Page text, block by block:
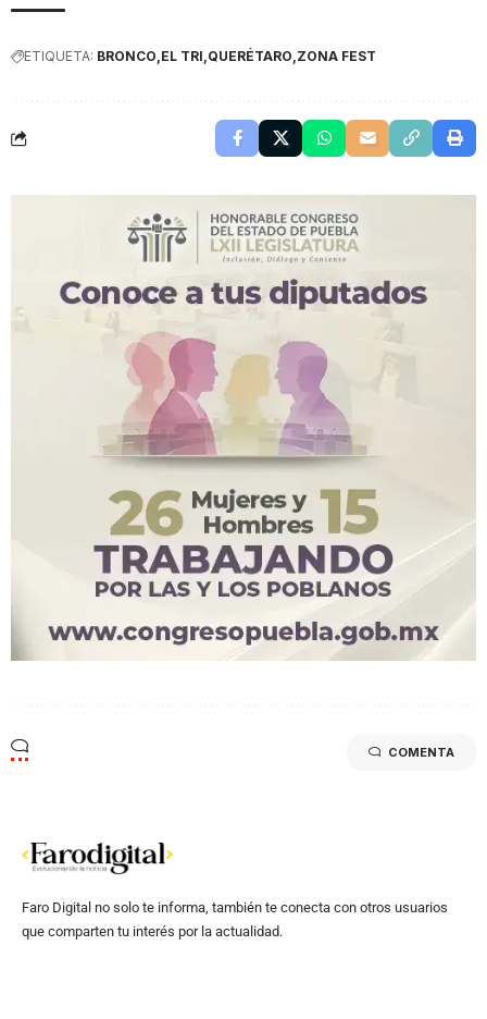
ETIQUETA: BRONCO EL TRI QUERÉTARO ZONA FEST
COMENTA
Faro Digital no solo te informa, también te conecta con otros usuarios
que comparten tu interés por la actualidad.